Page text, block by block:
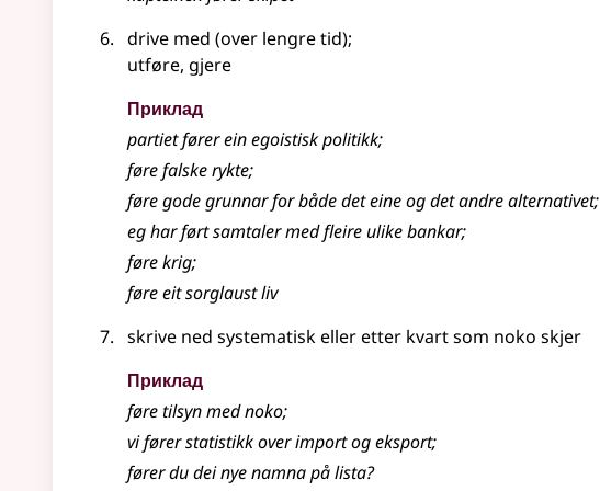
drive med (over lengre tid);
utføre, gjere
Приклад
partiet fører ein egoistisk politikk;
føre falske rykte;
føre gode grunnar for både det eine og det andre alternativet;
eg har ført samtaler med fleire ulike bankar;
føre krig;
føre eit sorglaust liv
skrive ned systematisk eller etter kvart som noko skjer
Приклад
føre tilsyn med noko;
vi fører statistikk over import og eksport;
fører du dei nye namna på lista?